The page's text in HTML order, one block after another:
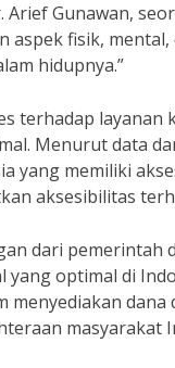
Gunawan,
aspek fisik,
hidupnya.”
terhadap layanan
Menurut data
yang memiliki
aksesibilitas
dari pemerintah
yang optimal di
menyediakan
masyarakat